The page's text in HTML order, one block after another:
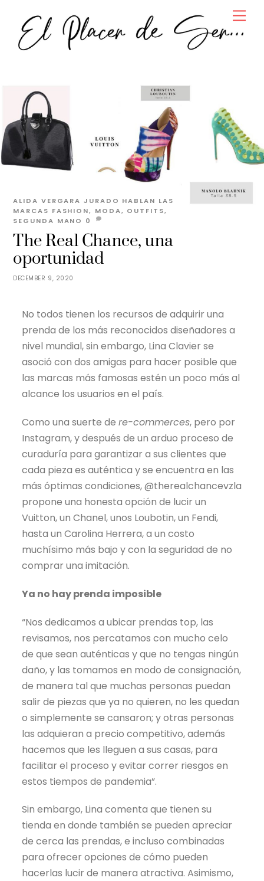
content
DECEMBER 9, 2020
The Real Chance, una
oportunidad
ALIDA VERGARA JURADO HABLAN LAS
MARCAS FASHION, MODA, OUTFITS,
SEGUNDA MANO 0
No todos tienen los recursos de adquirir una
prenda de los más reconocidos diseñadores a
nivel mundial, sin embargo, Lina Clavier se
asoció con dos amigas para hacer posible que
las marcas más famosas estén un poco más al
alcance los usuarios en el país.
Como una suerte dere-commerces, pero por
Instagram, y después de un arduo proceso de
curaduría para garantizar a sus clientes que
cada pieza es auténtica y se encuentra en las
más óptimas condiciones, @therealchancevzla
propone una honesta opción de lucir un
Vuitton, un Chanel, unos Loubotin, un Fendi,
hasta un Carolina Herrera, a un costo
muchísimo más bajo y con la seguridad de no
comprar una imitación.
Ya no hay prenda imposible
“Nos dedicamos a ubicar prendas top, las
revisamos, nos percatamos con mucho celo
de que sean auténticas y que no tengas ningún
daño, y las tomamos en modo de consignación,
de manera tal que muchas personas puedan
salir de piezas que ya no quieren, no les quedan
o simplemente se cansaron; y otras personas
las adquieran a precio competitivo, además
hacemos que les lleguen a sus casas, para
facilitar el proceso y evitar correr riesgos en
estos tiempos de pandemia”.
Sin embargo, Lina comenta que tienen su
tienda en donde también se pueden apreciar
de cerca las prendas, e incluso combinadas
para ofrecer opciones de cómo pueden
hacerlas lucir de manera atractiva. Asimismo,